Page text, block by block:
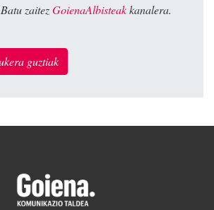
Batu zaitezGoienaAlbisteakkanalera.
guztiak